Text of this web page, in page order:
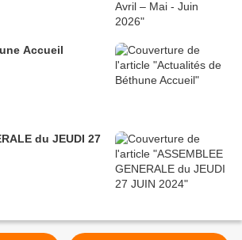
Accueil
du JEUDI 27